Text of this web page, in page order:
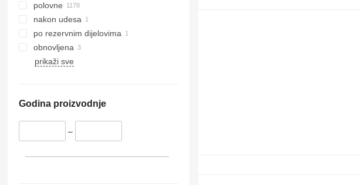
polovne
nakon udesa
po rezervnim dijelovima
obnovljena
prikaži sve
Godina proizvodnje
–